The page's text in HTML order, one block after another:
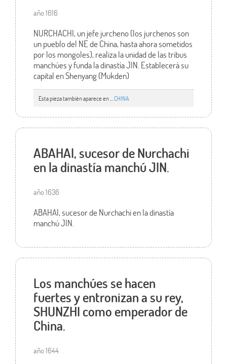
año 1616
NURCHACHI, un jefe jurcheno (los jurchenos son
un pueblo del NE de China, hasta ahora sometidos
por los mongoles), realiza la unidad de las tribus
manchúes y funda la dinastía JIN. Establecerá su
capital en Shenyang (Mukden)
Esta pieza también aparece en ... CHINA
ABAHAI, sucesor de Nurchachi
en la dinastía manchú JIN.
año 1636
ABAHAI, sucesor de Nurchachi en la dinastía
manchú JIN.
Los manchúes se hacen
fuertes y entronizan a su rey,
SHUNZHI como emperador de
China.
año 1644